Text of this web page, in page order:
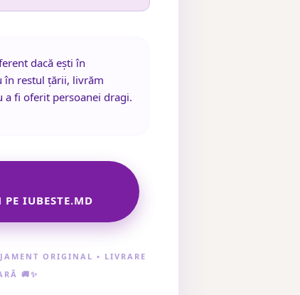
dacă ești în
în restul țării, livrăm
a fi oferit persoanei dragi.
IUBESTE.MD
ORIGINAL • LIVRARE
🚚✨